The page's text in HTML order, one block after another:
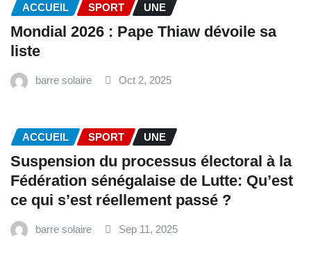
ACCUEIL SPORT UNE
Mondial 2026 : Pape Thiaw dévoile sa
liste
barre solaire Oct 2, 2025
ACCUEIL SPORT UNE
‎Suspension du processus électoral à la
Fédération sénégalaise de Lutte: Qu’est
ce qui s’est réellement passé ? ‎‎
barre solaire Sep 11, 2025